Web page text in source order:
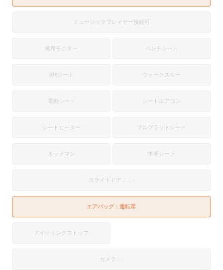
ミュージックプレイヤー接続可
後席モニター ベンチシート
3列シート ウォークスルー
電動シート シートエアコン
シートヒーター フルフラットシート
オットマン 本革シート
スライドドア：：-
エアバッグ：運転席
アイドリングストップ
カメラ：-